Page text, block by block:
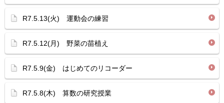
R7.5.13(火) 運動会の練習
R7.5.12(月) 野菜の苗植え
R7.5.9(金) はじめてのリコーダー
R7.5.8(木) 算数の研究授業